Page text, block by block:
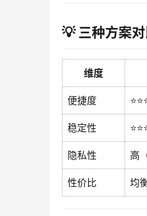
💡 三种方案
维度
便捷度
稳定性
隐私性 高
性价比 均